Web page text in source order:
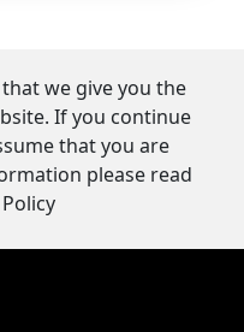
we give you the
If you continue
that you are
please read